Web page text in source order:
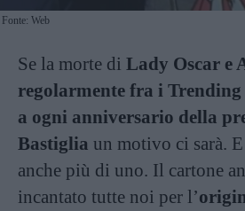
Fonte: Web
Se la morte di Lady Oscar e
regolarmente fra i
a ogni anniversario della
Bastiglia un motivo ci sarà.
anche più di uno. Il cartone
incantato tutte noi per l’